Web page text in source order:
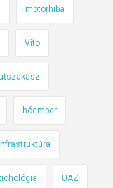
motorhiba
Vito
hóember
UAZ